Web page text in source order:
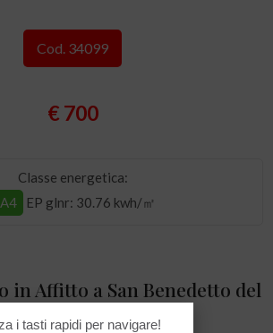
Cod. 34099
€ 700
Classe energetica:
A4
EP glnr: 30.76 kwh/㎡
in Affitto a San Benedetto del
Tronto
i tasti rapidi per navigare!